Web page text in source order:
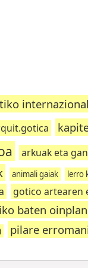
arkuak eta
animali gaiak lerro
gotico artearen
baten
pilare